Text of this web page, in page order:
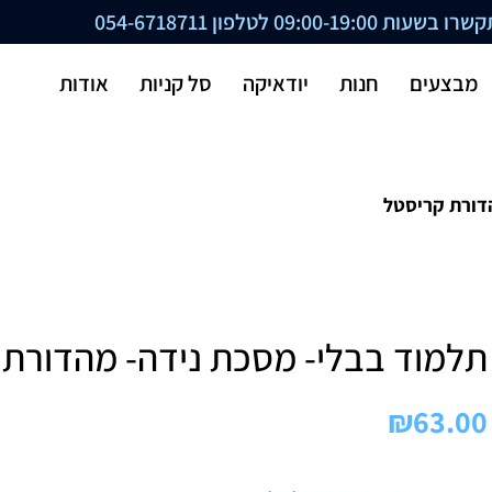
09:00-19:00 לטלפון 054-6718711
מבצעים חנות יודאיקה סל קניות אודות
קריסטל
תלמוד בבלי- מסכת נידה-
₪63.00